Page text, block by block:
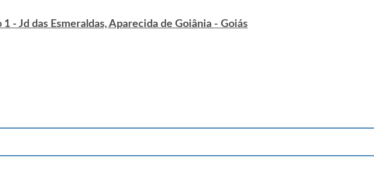
- Jd das Esmeraldas, Aparecida de Goiânia - Goiás